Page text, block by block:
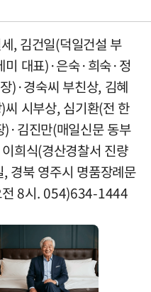
, 김건일(덕일건설 부
대표)·은숙·희숙·정
)·경숙씨 부친상, 김혜
시부상, 심기환(전 한
김진만(매일신문 동부
희식(경산경찰서 진량
경북 영주시 명품장례문
전 8시. 054)634-1444